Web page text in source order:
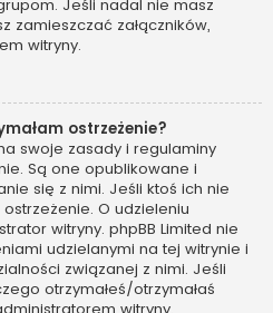
Jeśli nadal nie masz
zamieszczać załączników,
witryny.
ostrzeżenie?
swoje zasady i regulaminy
Są one opublikowane i
się z nimi. Jeśli ktoś ich nie
O udzieleniu
witryny. phpBB Limited nie
udzielanymi na tej witrynie i
związanej z nimi. Jeśli
otrzymałeś/otrzymałaś